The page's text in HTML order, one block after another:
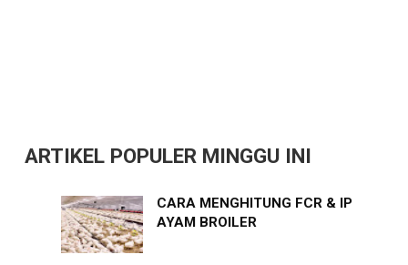
ARTIKEL POPULER MINGGU INI
CARA MENGHITUNG FCR & IP
AYAM BROILER